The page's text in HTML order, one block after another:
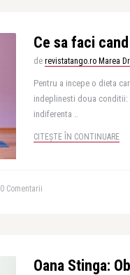
Ce sa faci
de revistatango.ro Marea
Pentru a incepe o dieta
indeplinesti doua conditii:
indiferenta ..
CITEȘTE ÎN CONTINUARE
0 Comentarii
Oana Stinga: